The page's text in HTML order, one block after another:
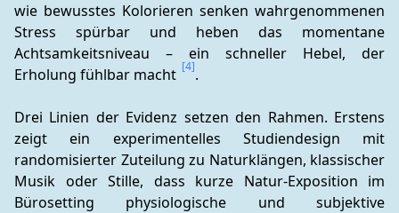
wie bewusstes Kolorieren senken wahrgenommenen
Stress spürbar und heben das momentane
Achtsamkeitsniveau – ein schneller Hebel, der
Erholung fühlbar macht [4].
Drei Linien der Evidenz setzen den Rahmen. Erstens
zeigt ein experimentelles Studiendesign mit
randomisierter Zuteilung zu Naturklängen, klassischer
Musik oder Stille, dass kurze Natur-Exposition im
Bürosetting physiologische und subjektive